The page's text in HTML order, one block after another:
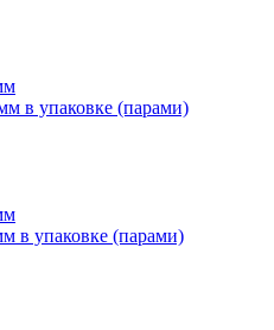
в упаковке (парами)
упаковке (парами)